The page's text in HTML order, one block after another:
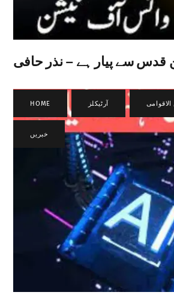
قدس سے پیار ہے – نذر حافی
HOME آرٹیکلز , الاقوامی
خبریں